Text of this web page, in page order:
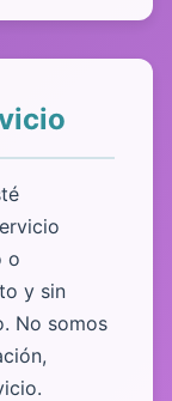
o
y sin
No somos